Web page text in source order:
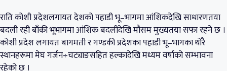
राति कोशी प्रदेशलगायत देशको पहाडी भू–भागमा आंशिकदेखि साधारणतया
बदली रही बाँकी भूभागमा आंशिक बदलीदेखि मौसम मुख्यतया सफा रहने छ ।
कोशी प्रदेश लगायत बागमती र गण्डकी प्रदेशका पहाडी भू–भागका थोरै
स्थानहरूमा मेघ गर्जन÷चट्याङसहित हल्कादेखि मध्यम वर्षाको सम्भावना
रहेको छ ।